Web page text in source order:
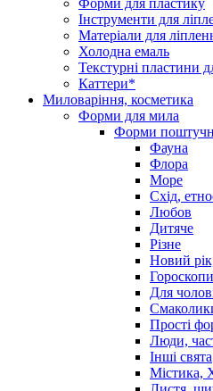
Інструменти для
Матеріали для
Холодна емаль
Текстурні пластини
Каттери*
Миловаріння, косметика
Форми для мила
Форми
Фауна
Флора
Море
Схід,
Любов
Дитяче
Різне
Новий
Гороскопи
Для
Прості
Люди,
Інші свята
Містика,